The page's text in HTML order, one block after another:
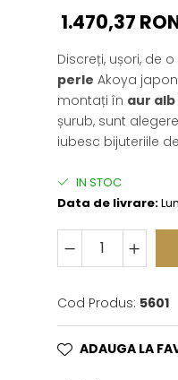
1.470,37
Discreți, ușori, de
perle Akoya
montați în aur alb
șurub, sunt
iubesc bijuteriile
IN STOC
Data de livrare:
Cod Produs: 5601
ADAUGA LA